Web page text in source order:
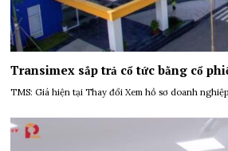
Transimex sắp trả cổ tức bằng cổ
TMS: Giá hiện tại Thay đổi Xem hồ sơ doanh